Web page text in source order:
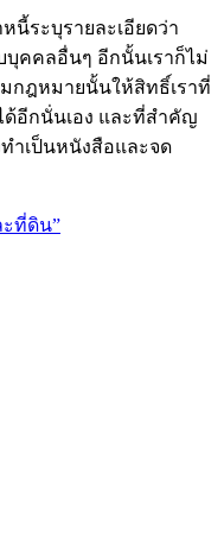
นี้ระบุรายละเอียดว่า
บุคคลอื่นๆ อีกนั้นเราก็ไม่
มกฎหมายนั้นให้สิทธิ์เราที่
อีกนั่นเอง และที่สำคัญ
ำเป็นหนังสือและจด
ะที่ดิน”